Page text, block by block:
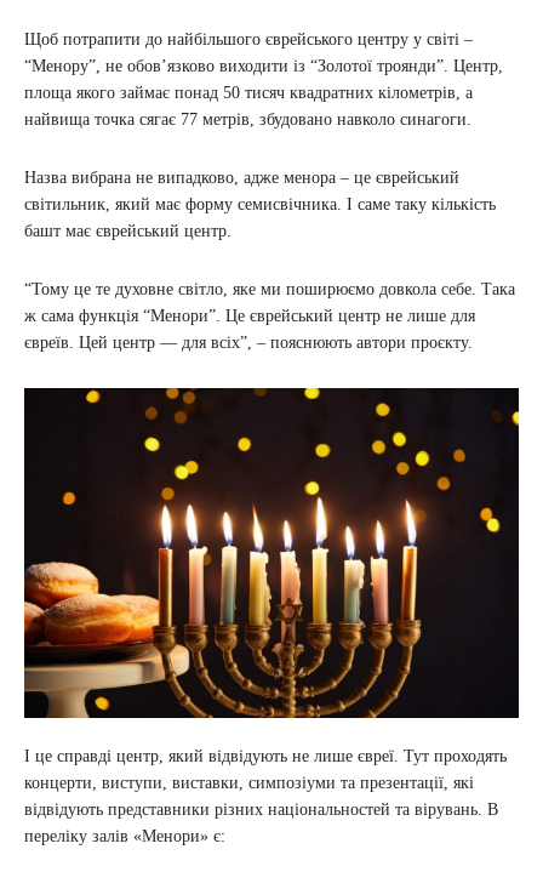
Щоб потрапити до найбільшого єврейського центру у світі –
“Менору”, не обов’язково виходити із “Золотої троянди”. Центр,
площа якого займає понад 50 тисяч квадратних кілометрів, а
найвища точка сягає 77 метрів, збудовано навколо синагоги.
Назва вибрана не випадково, адже менора – це єврейський
світильник, який має форму семисвічника. І саме таку кількість
башт має єврейський центр.
“Тому це те духовне світло, яке ми поширюємо довкола себе. Така
ж сама функція “Менори”. Це єврейський центр не лише для
євреїв. Цей центр — для всіх”, – пояснюють автори проєкту.
І це справді центр, який відвідують не лише євреї. Тут проходять
концерти, виступи, виставки, симпозіуми та презентації, які
відвідують представники різних національностей та вірувань. В
переліку залів «Менори» є: